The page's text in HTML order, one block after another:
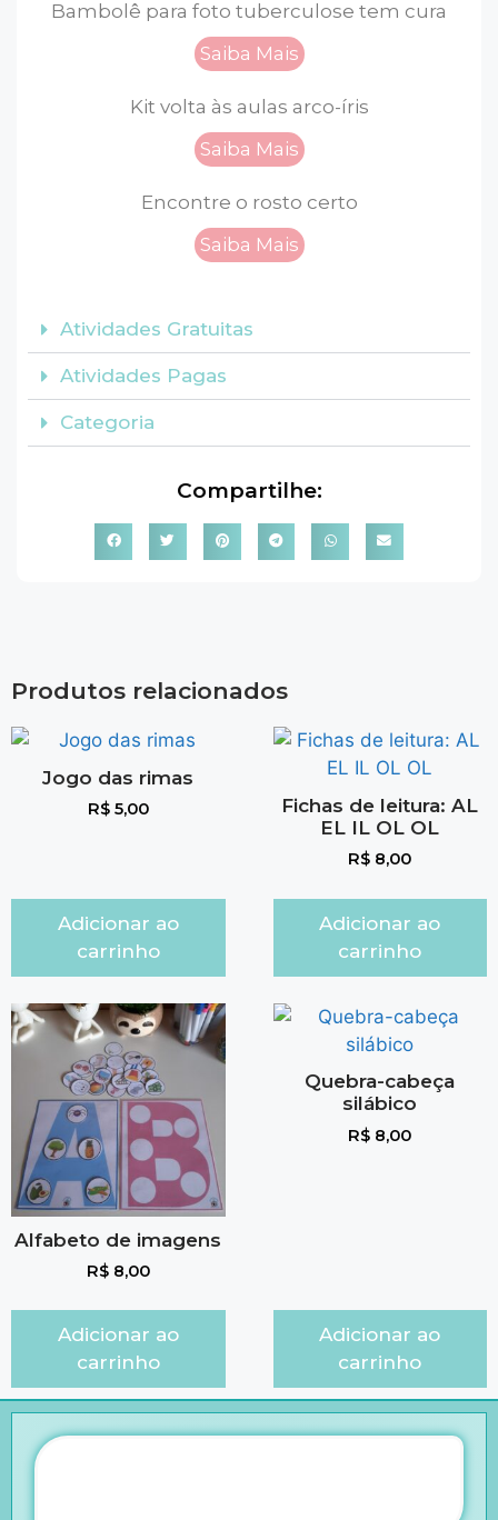
Bambolê para foto tuberculose tem cura
Saiba Mais
Kit volta às aulas arco-íris
Saiba Mais
Encontre o rosto certo
Saiba Mais
Atividades Gratuitas
Atividades Pagas
Categoria
Compartilhe:
Produtos relacionados
Jogo das rimas
R$5,00
Adicionar ao
carrinho
Fichas de leitura: AL
EL IL OL OL
R$ 8,00
Adicionar ao
carrinho
Alfabeto de imagens
R$8,00
Adicionar ao
carrinho
Quebra-cabeça
silábico
R$ 8,00
Adicionar ao
carrinho